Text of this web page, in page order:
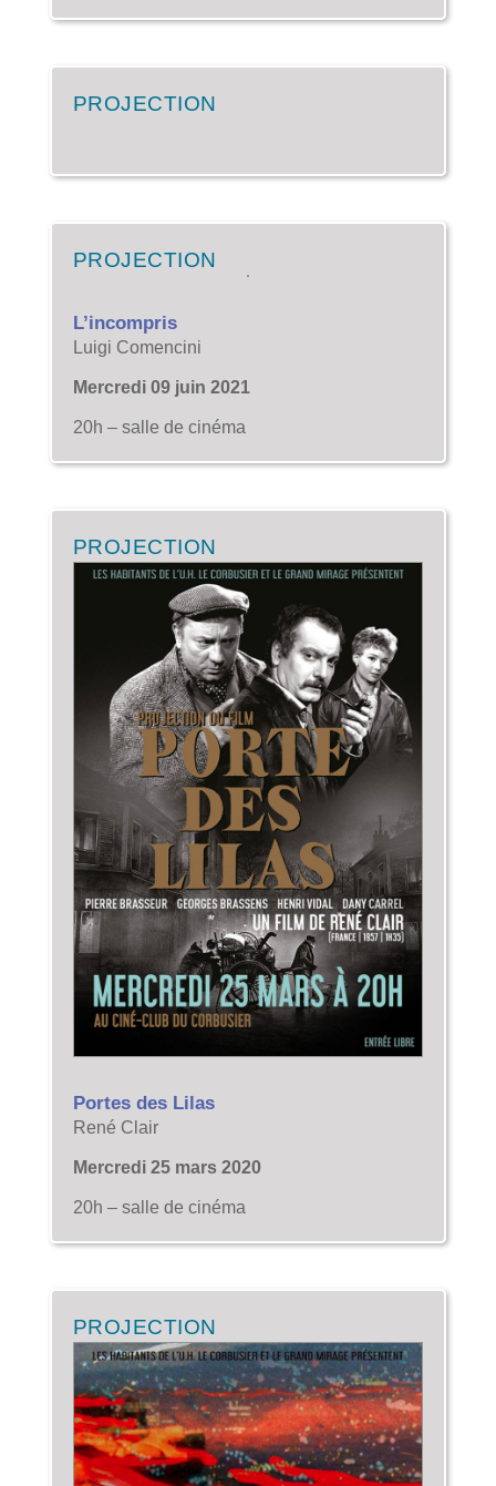
PROJECTION
PROJECTION
L’incompris
Luigi Comencini
Mercredi 09 juin 2021
20h – salle de cinéma
PROJECTION
Portes des Lilas
René Clair
Mercredi 25 mars 2020
20h – salle de cinéma
PROJECTION